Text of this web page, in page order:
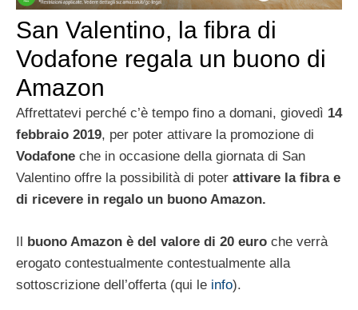
San Valentino, la fibra di
Vodafone regala un buono di
Amazon
Affrettatevi perché c’è tempo fino a domani, giovedì 14
febbraio 2019, per poter attivare la promozione di
Vodafone che in occasione della giornata di San
Valentino offre la possibilità di poter attivare la fibra e
di ricevere in regalo un buono Amazon.
Il buono Amazon è del valore di 20 euro che verrà
erogato contestualmente contestualmente alla
sottoscrizione dell’offerta (qui le info).